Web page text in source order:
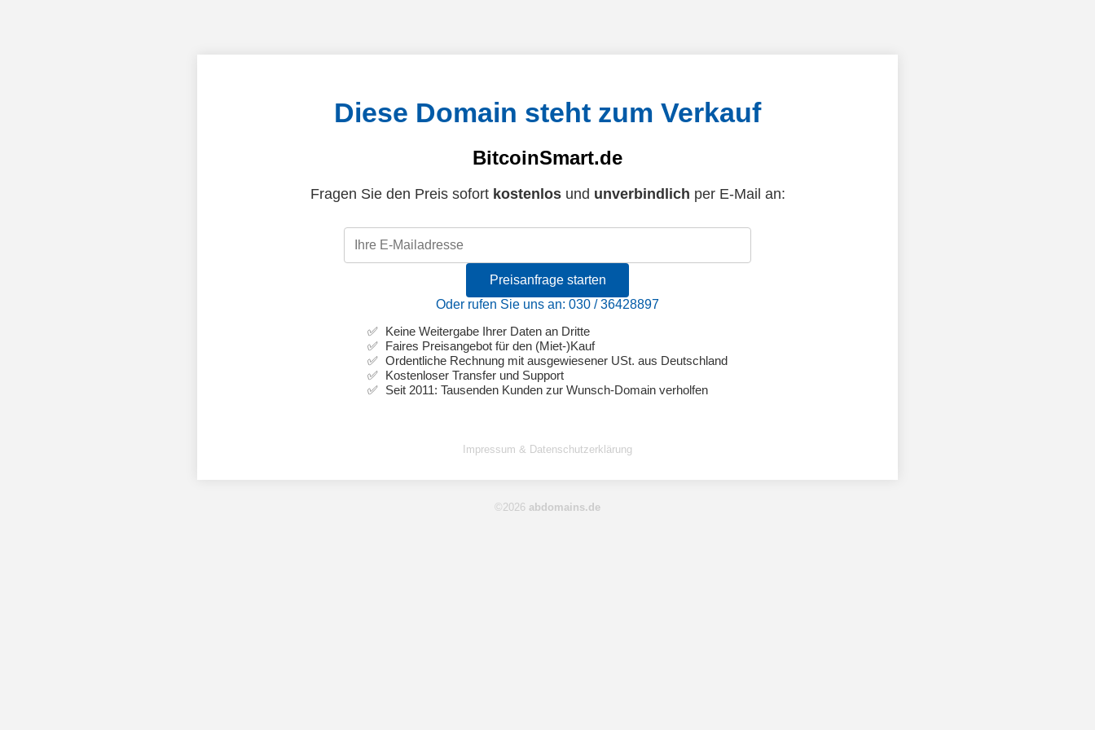
Diese Domain steht zum Verkauf
BitcoinSmart.de
Fragen Sie den Preis sofort kostenlosund unverbindlich per E-Mail an:
Preisanfrage starten
Oder rufen Sie uns an: 030 / 36428897
Keine Weitergabe Ihrer Daten an Dritte
Faires Preisangebot für den (Miet-)Kauf
Ordentliche Rechnung mit ausgewiesener USt. aus Deutschland
Kostenloser Transfer und Support
Seit 2011: Tausenden Kunden zur Wunsch-Domain verholfen
Impressum & Datenschutzerklärung
©2026 abdomains.de